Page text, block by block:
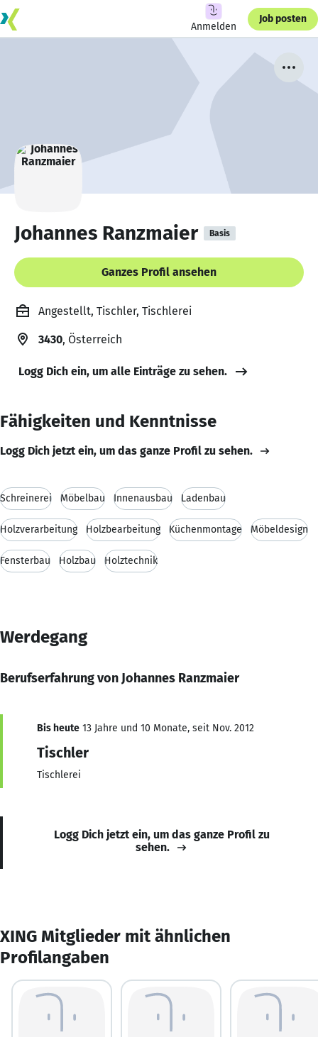
Anmelden
Job posten
Johannes Ranzmaier Basis
Ganzes Profil ansehen
Angestellt, Tischler, Tischlerei
3430, Österreich
Logg Dich ein, um alle Einträge zu sehen.
Fähigkeiten und Kenntnisse
Logg Dich jetzt ein, um das ganze Profil zu sehen.
Schreinerei Möbelbau Innenausbau Ladenbau
Holzverarbeitung Holzbearbeitung Küchenmontage Möbeldesign
Fensterbau Holzbau Holztechnik
Werdegang
Berufserfahrung von Johannes Ranzmaier
Bis heute 13 Jahre und 10 Monate, seit Nov. 2012
Tischler
Tischlerei
Logg Dich jetzt ein, um das ganze Profil zu
sehen.
XING Mitglieder mit ähnlichen
Profilangaben